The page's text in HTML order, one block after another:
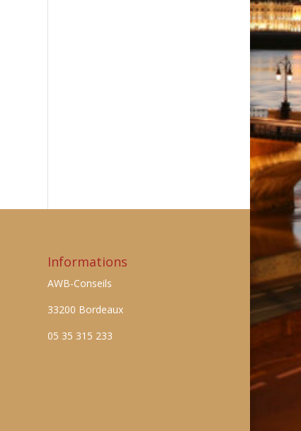
Informations
AWB-Conseils
33200 Bordeaux
05 35 315 233